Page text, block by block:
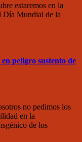
estaremos en la
Día Mundial de la
peligro sustento de
no pedimos los
en la
de los